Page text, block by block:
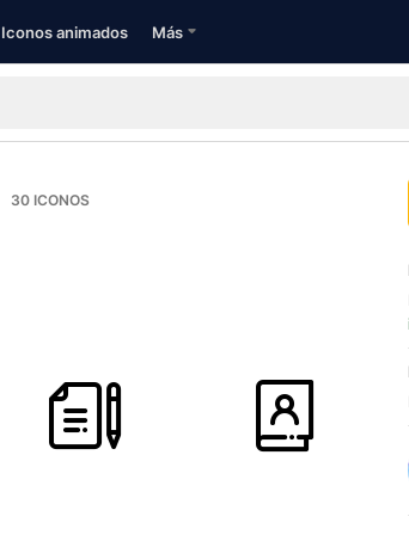
Iconos animados Más
30 ICONOS